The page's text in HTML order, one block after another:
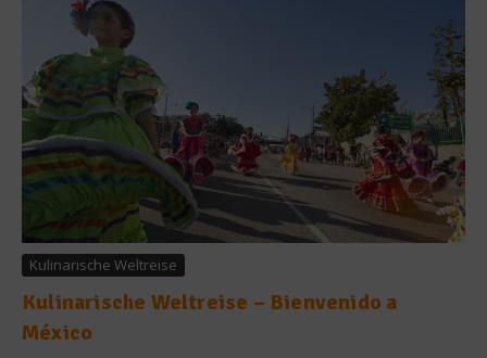
Kulinarische Weltreise
Kulinarische Weltreise – Bienvenido a
México